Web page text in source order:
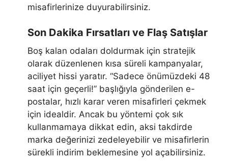
misafirlerinize duyurabilirsiniz.
Son Dakika Fırsatları ve Flaş Satışlar
Boş kalan odaları doldurmak için stratejik
olarak düzenlenen kısa süreli kampanyalar,
aciliyet hissi yaratır. “Sadece önümüzdeki 48
saat için geçerli!” başlığıyla gönderilen e-
postalar, hızlı karar veren misafirleri çekmek
için idealdir. Ancak bu yöntemi çok sık
kullanmamaya dikkat edin, aksi takdirde
marka değerinizi zedeleyebilir ve misafirlerin
sürekli indirim beklemesine yol açabilirsiniz.